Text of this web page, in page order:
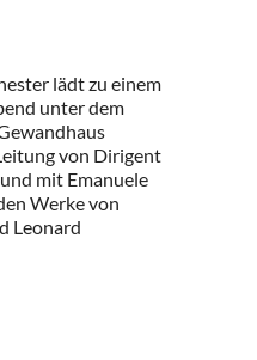
lädt zu einem
unter dem
von Dirigent
mit Emanuele
Werke von
Leonard